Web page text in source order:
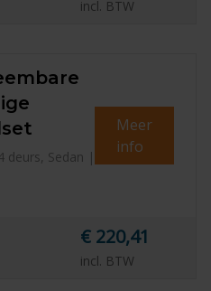
incl. BTW
deurs, Sedan |
Meer
info
€ 220,41
incl. BTW